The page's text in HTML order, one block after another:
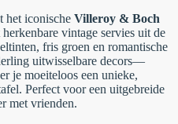
het iconische Villeroy & Boch
vintage servies uit de
fris groen en romantische
uitwisselbare decors—
je moeiteloos een unieke,
Perfect voor een uitgebreide
met vrienden.